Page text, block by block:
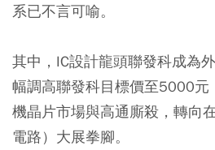
系已不言可喻。
其中，IC設計龍頭聯發科成為
幅調高聯發科目標價至5000元
機晶片市場與高通廝殺，轉向
電路）大展拳腳。